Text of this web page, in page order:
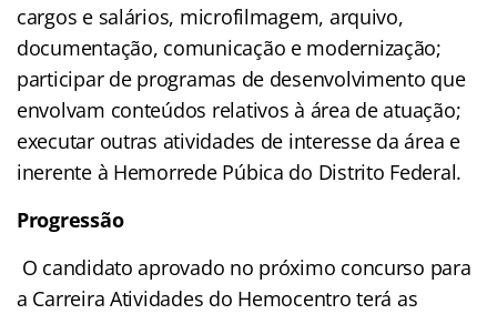
cargos e salários, microfilmagem, arquivo,
documentação, comunicação e modernização;
participar de programas de desenvolvimento que
envolvam conteúdos relativos à área de atuação;
executar outras atividades de interesse da área e
inerente à Hemorrede Púbica do Distrito Federal.
Progressão
O candidato aprovado no próximo concurso para
a Carreira Atividades do Hemocentro terá as